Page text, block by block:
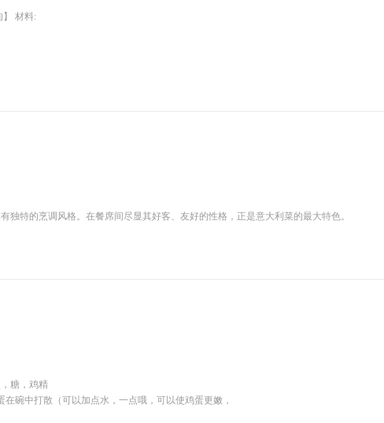
材料:
独特的烹调风格。在餐席间尽显其好客、友好的性格，正是意大利菜的最大特色。
糖，鸡精
碗中打散（可以加点水，一点哦，可以使鸡蛋更嫩，